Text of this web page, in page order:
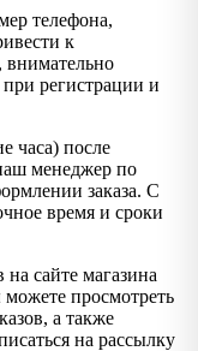
телефона,
к
внимательно
регистрации и
часа) после
менеджер по
заказа. С
время и сроки
сайте магазина
просмотреть
а также
на рассылку